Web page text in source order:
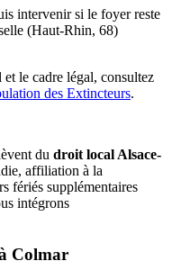
intervenir si le foyer reste
(Haut-Rhin, 68)
le cadre légal, consultez
des Extincteurs.
du droit local Alsace-
affiliation à la
fériés supplémentaires
intégrons
Colmar